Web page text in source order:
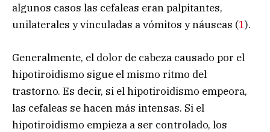
algunos casos las cefaleas eran palpitantes,
unilaterales y vinculadas a vómitos y náuseas (1).
Generalmente, el dolor de cabeza causado por el
hipotiroidismo sigue el mismo ritmo del
trastorno. Es decir, si el hipotiroidismo empeora,
las cefaleas se hacen más intensas. Si el
hipotiroidismo empieza a ser controlado, los